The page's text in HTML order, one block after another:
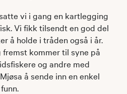
vi i gang en kartlegging
Vi fikk tilsendt en god del
å holde i tråden også i år.
kommer til syne på
og andre med
å sende inn en enkel